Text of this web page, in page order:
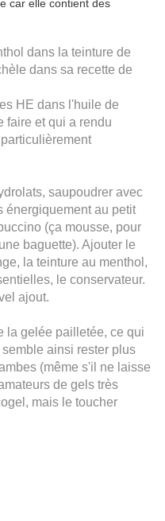
dans la teinture de
dans sa recette de
HE dans l'huile de
faire et qui a rendu
saupoudrer avec
énergiquement au petit
(ça mousse, pour
baguette). Ajouter le
la teinture au menthol,
le conservateur.
ajout.
la gelée pailletée, ce qui
ainsi rester plus
(même s'il ne laisse
de gels très
mais le toucher